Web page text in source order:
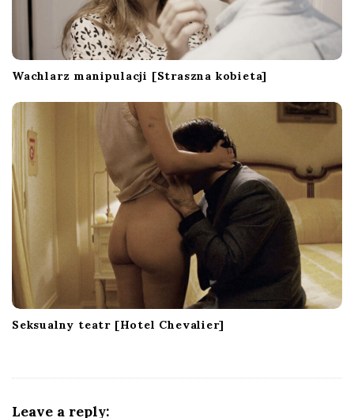
Wachlarz manipulacji [Straszna kobieta]
Seksualny teatr [Hotel Chevalier]
Leave a reply: